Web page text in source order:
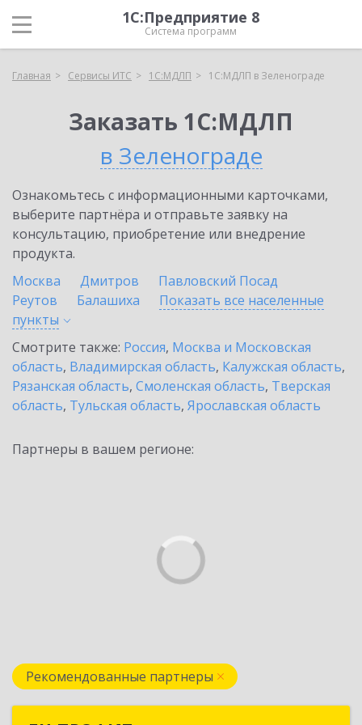
1С:Предприятие 8
Система программ
Главная Сервисы ИТС 1С:МДЛП 1С:МДЛП в Зеленограде
Заказать 1С:МДЛП
в Зеленограде
Ознакомьтесь с информационными карточками,
выберите партнёра и отправьте заявку на
консультацию, приобретение или внедрение
продукта.
Москва
Дмитров
Павловский Посад
Реутов
Балашиха
Показать все населенные
пункты
Смотрите также: Россия, Москва и Московская
область, Владимирская область, Калужская область,
Рязанская область, Смоленская область, Тверская
область, Тульская область, Ярославская область
Партнеры в вашем регионе:
Рекомендованные партнеры